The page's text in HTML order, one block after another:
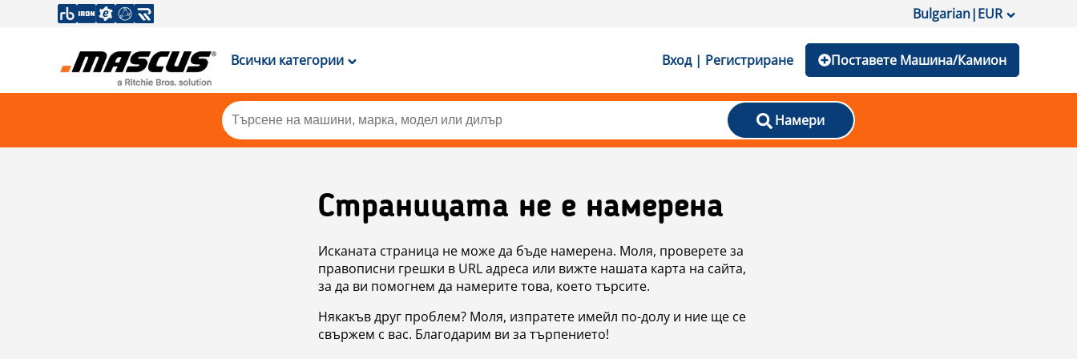
Bulgarian|EUR
Всички категории Вход | Регистриране Поставете Машина/Камион
Намери
Страницата не е намерена
Исканата страница не може да бъде намерена. Моля, проверете за
правописни грешки в URL адреса или вижте нашата карта на сайта,
за да ви помогнем да намерите това, което търсите.
Някакъв друг проблем? Моля, изпратете имейл по-долу и ние ще се
свържем с вас. Благодарим ви за търпението!